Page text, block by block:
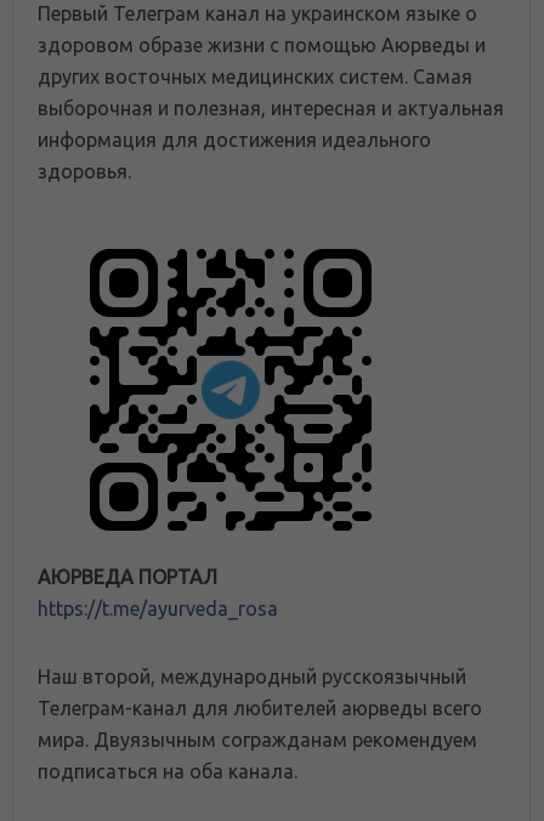
Первый Телеграм канал на украинском языке о
здоровом образе жизни с помощью Аюрведы и
других восточных медицинских систем. Самая
выборочная и полезная, интересная и актуальная
информация для достижения идеального
здоровья.
АЮРВЕДА ПОРТАЛ
https://t.me/ayurveda_rosa
Наш второй, международный русскоязычный
Телеграм-канал для любителей аюрведы всего
мира. Двуязычным согражданам рекомендуем
подписаться на оба канала.